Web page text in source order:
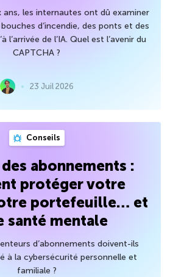
ans, les internautes ont dû examiner
d’incendie, des ponts et des
l’arrivée de l’IA. Quel est l’avenir du
CAPTCHA ?
23 Juil 2026
Conseils
abonnements :
protéger votre
portefeuille… et
santé mentale
d’abonnements doivent-ils
à la cybersécurité personnelle et
familiale ?